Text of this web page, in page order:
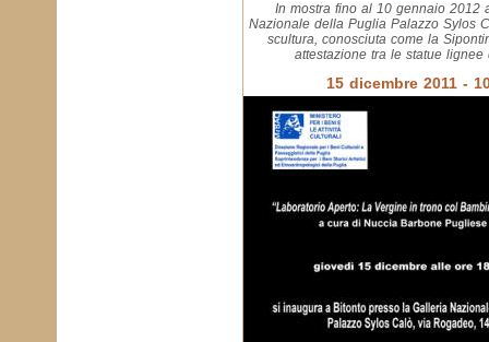
In mostra fino al 10 gennaio 2012
Nazionale della Puglia Palazzo Sylos
scultura, conosciuta come la
attestazione tra le statue
15 dicembre 2011 -